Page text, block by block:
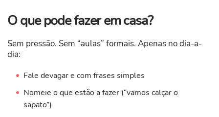
O que pode fazer em casa?
Sem pressão. Sem “aulas” formais. Apenas no dia-a-
dia:
Fale devagar e com frases simples
Nomeie o que estão a fazer (“vamos calçar o
sapato”)